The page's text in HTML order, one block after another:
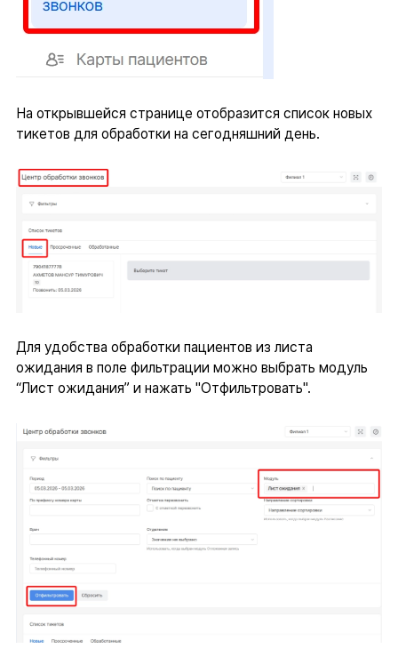
На открывшейся странице отобразится список новых
тикетов для обработки на сегодняшний день.
Для удобства обработки пациентов из листа
ожидания в поле фильтрации можно выбрать модуль
“Лист ожидания” и нажать "Отфильтровать".